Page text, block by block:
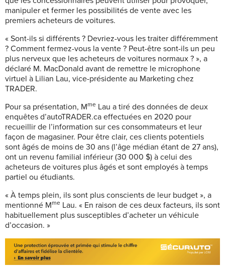
manipuler et fermer les possibilités de vente avec les
premiers acheteurs de voitures.
« Sont-ils si différents ? Devriez-vous les traiter différemment
? Comment fermez-vous la vente ? Peut-être sont-ils un peu
plus nerveux que les acheteurs de voitures normaux ? », a
déclaré M. MacDonald avant de remettre le microphone
virtuel à Lilian Lau, vice-présidente au Marketing chez
TRADER.
Pour sa présentation, Mme Lau a tiré des données de deux
enquêtes d’autoTRADER.ca effectuées en 2020 pour
recueillir de l’information sur ces consommateurs et leur
façon de magasiner. Pour être clair, ces clients potentiels
sont âgés de moins de 30 ans (l’âge médian étant de 27 ans),
ont un revenu familial inférieur (30 000 $) à celui des
acheteurs de voitures plus âgés et sont employés à temps
partiel ou étudiants.
« À temps plein, ils sont plus conscients de leur budget », a
mentionné Mme Lau. « En raison de ces deux facteurs, ils sont
habituellement plus susceptibles d’acheter un véhicule
d’occasion. »